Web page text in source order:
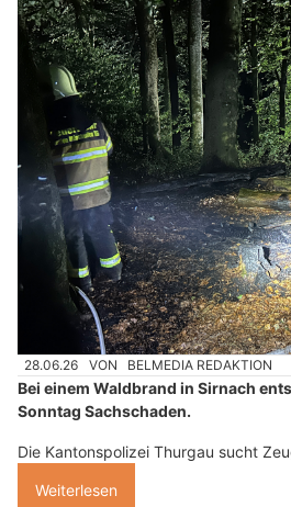
28.06.26 VON BELMEDIA REDAKTION
Bei einem Waldbrand in Sirnach
Sonntag Sachschaden.
Die Kantonspolizei Thurgau sucht
Weiterlesen